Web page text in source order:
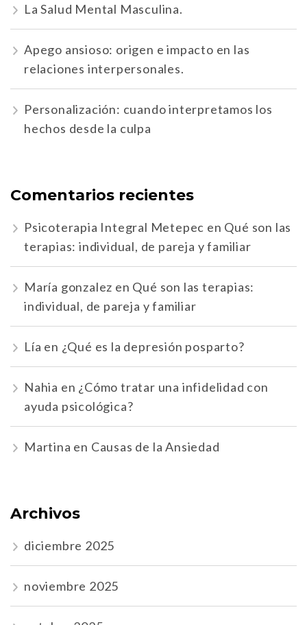
La Salud Mental Masculina.
Apego ansioso: origen e impacto en las
relaciones interpersonales.
Personalización: cuando interpretamos los
hechos desde la culpa
Comentarios recientes
Psicoterapia Integral Metepec en Qué son las
terapias: individual, de pareja y familiar
María gonzalez en Qué son las terapias:
individual, de pareja y familiar
Lía en ¿Qué es la depresión posparto?
Nahia en ¿Cómo tratar una infidelidad con
ayuda psicológica?
Martina en Causas de la Ansiedad
Archivos
diciembre 2025
noviembre 2025